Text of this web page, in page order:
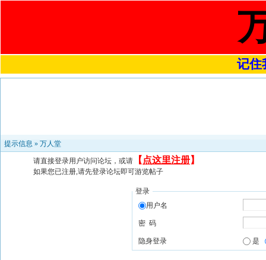
记住
提示信息 » 万人堂
请直接登录用户访问论坛，或请 【 点这里注册】
如果您已注册,请先登录论坛即可游览帖子
登录
用户名
密 码
隐身登录 是